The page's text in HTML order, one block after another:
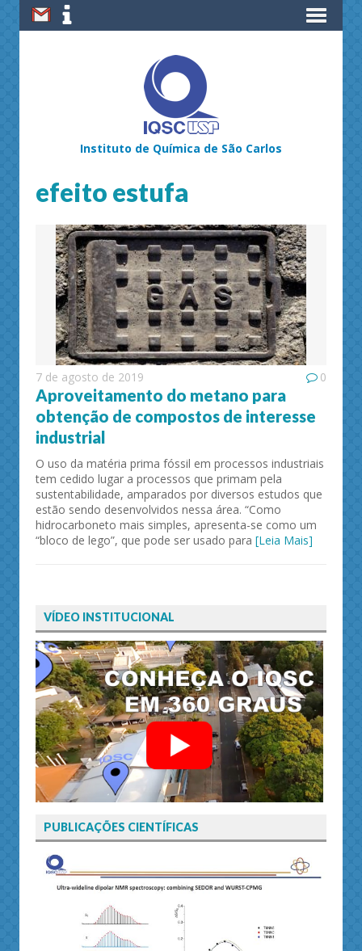
Instituto de Química de São Carlos
efeito estufa
7 de agosto de 2019 0
Aproveitamento do metano para
obtenção de compostos de interesse
industrial
O uso da matéria prima fóssil em processos industriais
tem cedido lugar a processos que primam pela
sustentabilidade, amparados por diversos estudos que
estão sendo desenvolvidos nessa área. “Como
hidrocarboneto mais simples, apresenta-se como um
“bloco de lego”, que pode ser usado para [Leia Mais]
VÍDEO INSTITUCIONAL
PUBLICAÇÕES CIENTÍFICAS